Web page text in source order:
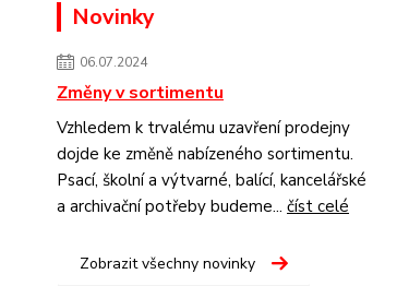
Novinky
06.07.2024
Změny v sortimentu
Vzhledem k trvalému uzavření prodejny
dojde ke změně nabízeného sortimentu.
Psací, školní a výtvarné, balící, kancelářské
a archivační potřeby budeme... číst celé
Zobrazit všechny novinky